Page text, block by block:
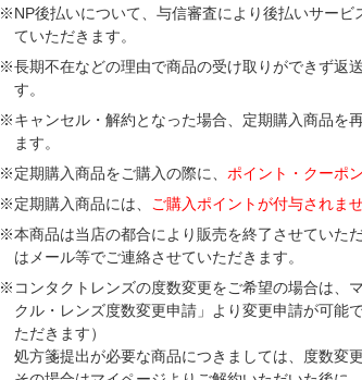
※NP後払いについて、与信審査により後払いサー
ていただきます。
※長期不在などの理由で商品の受け取りができず返
す。
※キャンセル・解約となった場合、定期購入商品を
ます。
※定期購入商品をご購入の際に、 ポイント・クーポ
※定期購入商品には、
ご購入ポイントが付与されま
※本商品は当店の都合により販売を終了させていた
はメール等でご連絡させていただきます。
※コンタクトレンズの度数変更をご希望の場合は、
クル・レンズ度数変更申請」より変更申請が可能
ただきます）
処方箋提出が必要な商品につきましては、度数変